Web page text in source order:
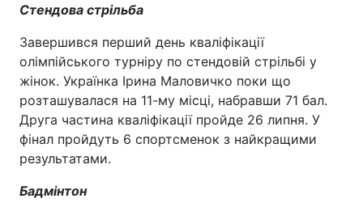
Стендова стрільба
Завершився перший день кваліфікації
олімпійського турніру по стендовій стрільбі у
жінок. Українка Ірина Маловичко поки що
розташувалася на 11-му місці, набравши 71 бал.
Друга частина кваліфікації пройде 26 липня. У
фінал пройдуть 6 спортсменок з найкращими
результатами.
Бадмінтон